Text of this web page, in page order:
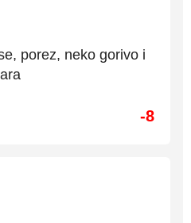
porez, neko gorivo i
-8